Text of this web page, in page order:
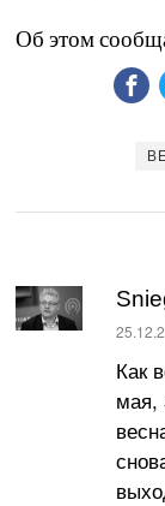
Об этом
:
Как
мая,